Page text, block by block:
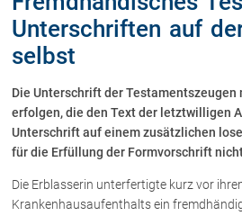
Ferienimmobilien in Vorarlberg
Erbrecht
Familienrecht und Scheidungen
Prozessführung und
Schiedsgerichtsbarkeit
Skiunfälle in Österreich
Über uns
Unterschriften auf
selbst
Die Unterschrift der Testamentszeugen
erfolgen, die den Text der letztwilligen
Unterschrift auf einem zusätzlichen
für die Erfüllung der Formvorschrift
Die Erblasserin unterfertigte kurz vor
Krankenhausaufenthalts ein